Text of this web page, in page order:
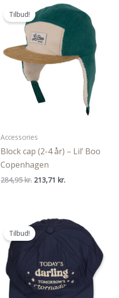
Tilbud!
Accessories
Block cap (2-4 år) – Lil’ Boo
Copenhagen
284,95kr. Den
213,71kr.
Tilbud!